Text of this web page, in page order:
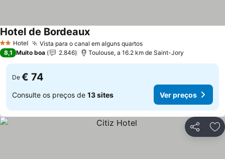
2 Estrelas
Hotel Vista para o canal em alguns quartosVer preços
Hotel de BordeauxVer preços
8,1 Muito boa 2.846 Toulouse, a 16.2 km de Saint-Jory
De € 74
Consulte os preços de 13 sites Ver preços
Partilhar